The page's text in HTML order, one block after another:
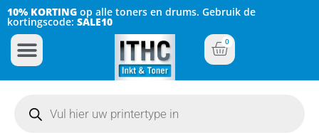
10% KORTING op alle toners en drums. Gebruik de
kortingscode: SALE10
0